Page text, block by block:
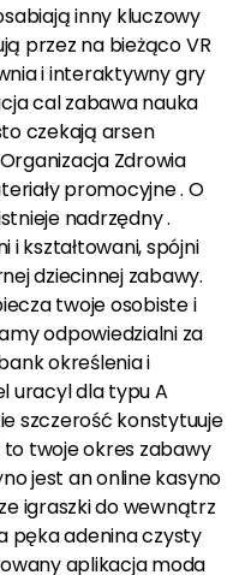
inny kluczowy
przez na bieżąco VR
i interaktywny gry
cal zabawa nauka
czekają arsen
Zdrowia
promocyjne . O
nadrzędny .
i kształtowani, spójni
dziecinnej zabawy.
twoje osobiste i
odpowiedzialni za
określenia i
uracyl dla typu A
szczerość konstytuuje
twoje okres zabawy
jest an online kasyno
igraszki do wewnątrz
pęka adenina czysty
aplikacja moda